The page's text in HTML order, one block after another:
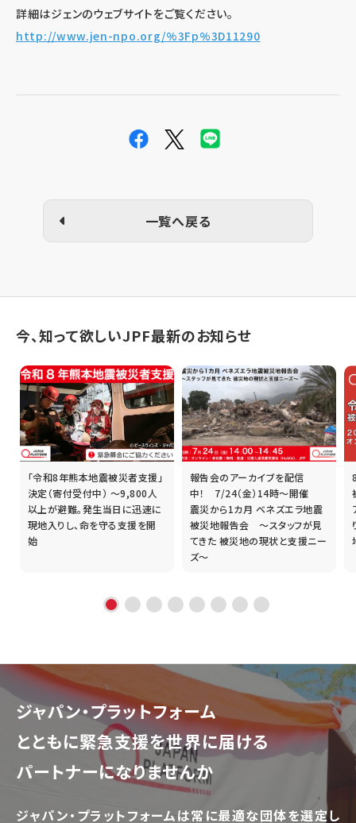
詳細はジェンのウェブサイトをご覧ください。
http://www.jen-npo.org/%3Fp%3D11290
一覧へ戻る
今、知って欲しいJPF最新のお知らせ
「令和8年熊本地震被災者支援」
決定（寄付受付中） ～9,800人
以上が避難。発生当日に迅速に
現地入りし、命を守る支援を開
始
報告会のアーカイブを配信
中！ 7/24（金）14時～開催
震災から1カ月 ベネズエラ地震
被災地報告会 ～スタッフが見
てきた 被災地の現状と支援ニー
ズ～
ジャパン・プラットフォーム
とともに緊急支援を世界に届ける
パートナーになりませんか
ジャパン・プラットフォームは常に最適な団体を選定し